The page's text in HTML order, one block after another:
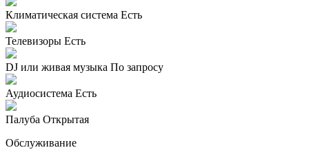
Климатическая система Есть
Телевизоры Есть
DJ или живая музыка По запросу
Аудиосистема Есть
Палуба Открытая
Обслуживание